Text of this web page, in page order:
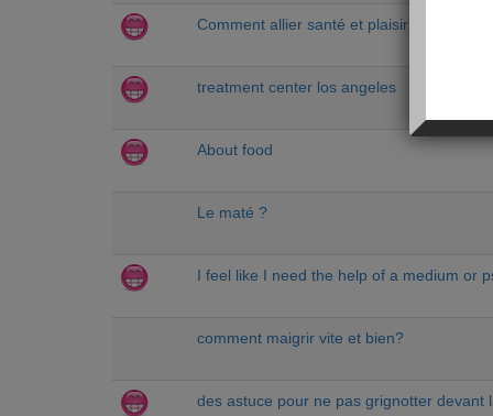
Comment allier santé et plaisir quand on
treatment center los angeles
About food
Le maté ?
I feel like I need the help of a medium or
comment maigrir vite et bien?
des astuce pour ne pas grignotter devant